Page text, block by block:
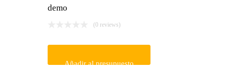
demo
(0 reviews)
Añadir al presupuesto